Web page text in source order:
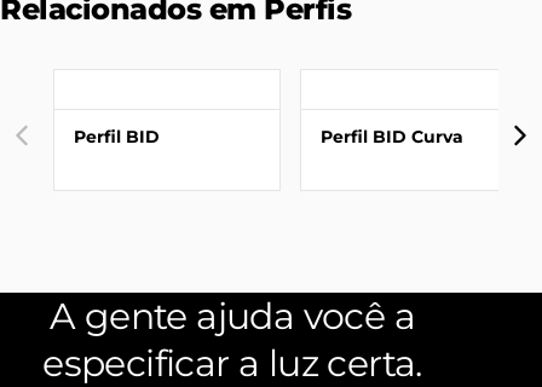
Relacionados em Perfis
Perfil BID Perfil BID Curva
A gente ajuda você a
especificar a luz certa.